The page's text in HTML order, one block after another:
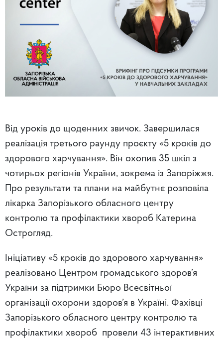
Від уроків до щоденних звичок. Завершилася
реалізація третього раунду проєкту «5 кроків до
здорового харчування». Він охопив 35 шкіл з
чотирьох регіонів України, зокрема із Запоріжжя.
Про результати та плани на майбутнє розповіла
лікарка Запорізького обласного центру
контролю та профілактики хвороб Катерина
Острогляд.
Ініціативу «5 кроків до здорового харчування»
реалізовано Центром громадського здоров’я
України за підтримки Бюро Всесвітньої
організації охорони здоров’я в Україні. Фахівці
Запорізького обласного центру контролю та
профілактики хвороб провели 43 інтерактивних